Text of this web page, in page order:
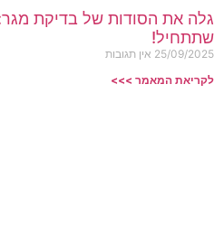
גלה את הסודות של בדיקת
שתתחיל!
25/09/2025 אין תגובות
לקריאת המאמר >>>